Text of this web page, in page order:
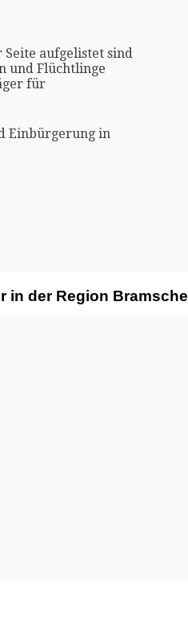
aufgelistet sind
und Flüchtlinge
für
Einbürgerung in
in der Region Bramsche